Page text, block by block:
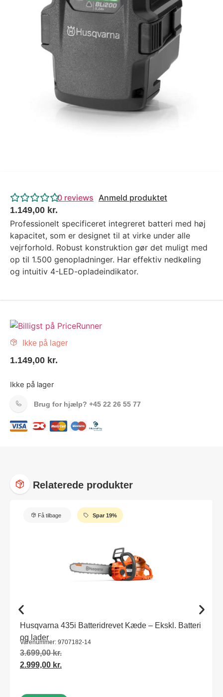
Tips og tricks
4.4 Google Reviews
4.7 Trustpilot
0 reviews Anmeld produktet
1.149,00 kr.
Professionelt specificeret integreret batteri med høj
kapacitet, som er designet til at virke under alle
vejrforhold. Robust konstruktion gør det muligt med
op til 1.500 genopladninger. Har effektiv nedkøling
og intuitiv 4-LED-opladeindikator.
Ikke på lager
1.149,00 kr.
Ikke på lager
Brug for hjælp? +45 22 26 55 77
Relaterede produkter
Få tilbage Spar 19%
Husqvarna 435i Batteridrevet Kæde – Ekskl. Batteri
og lader
Varenummer: 9707182-14
3.699,00kr.
2.999,00 kr.